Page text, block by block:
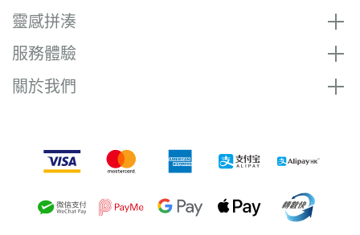
靈感拼湊
服務體驗
關於我們
付款方式